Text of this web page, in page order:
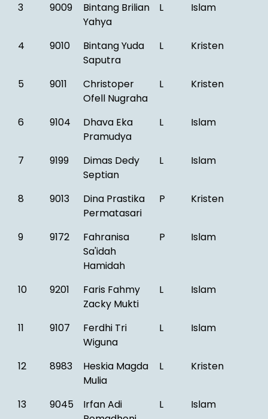
3 9009
Bintang Brilian
Yahya
L Islam
4 9010
Bintang Yuda
Saputra
L Kristen
5 9011
Christoper
Ofell Nugraha
L Kristen
6 9104
Dhava Eka
Pramudya
L Islam
7 9199
Dimas Dedy
Septian
L Islam
8 9013
Dina Prastika
Permatasari
P Kristen
9 9172
Fahranisa
Sa'idah
Hamidah
P Islam
10 9201
Faris Fahmy
Zacky Mukti
L Islam
11 9107
Ferdhi Tri
Wiguna
L Islam
12 8983
Heskia Magda
Mulia
L Kristen
13 9045
Irfan Adi
L Islam